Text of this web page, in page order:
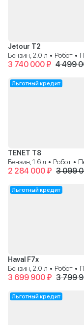
Jetour T2
Бензин, 2.0 л • Робот •
3 740 000 ₽ 4 499
Льготный кредит
TENET T8
2 284 000 ₽ 3 099
Льготный кредит
Haval F7x
Бензин, 2.0 л • Робот •
3 699 900 ₽ 3 799
Льготный кредит